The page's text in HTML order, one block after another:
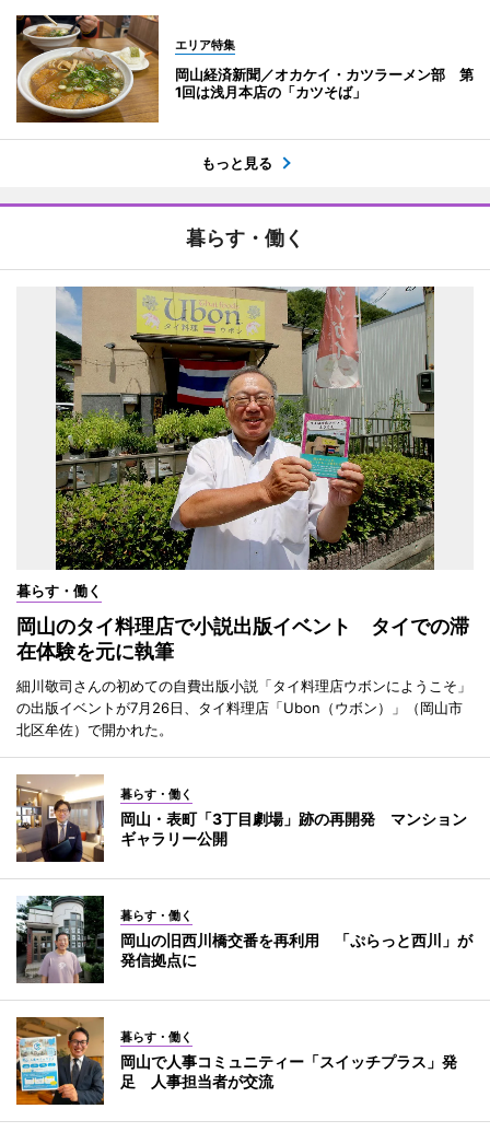
エリア特集
岡山経済新聞／オカケイ・カツラーメン部 第
1回は浅月本店の「カツそば」
もっと見る
暮らす・働く
暮らす・働く
岡山のタイ料理店で小説出版イベント タイでの滞
在体験を元に執筆
細川敬司さんの初めての自費出版小説「タイ料理店ウボンにようこそ」
の出版イベントが7月26日、タイ料理店「Ubon（ウボン）」（岡山市
北区牟佐）で開かれた。
暮らす・働く
岡山・表町「3丁目劇場」跡の再開発 マンション
ギャラリー公開
暮らす・働く
岡山の旧西川橋交番を再利用 「ぷらっと西川」が
発信拠点に
暮らす・働く
岡山で人事コミュニティー「スイッチプラス」発
足 人事担当者が交流